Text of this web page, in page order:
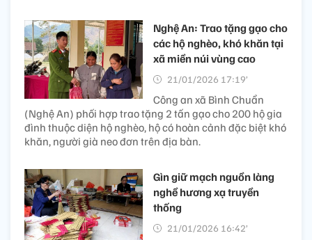
Nghệ An: Trao tặng gạo cho
các hộ nghèo, khó khăn tại
xã miền núi vùng cao
21/01/2026 17:19’
Công an xã Bình Chuẩn
(Nghệ An) phối hợp trao tặng 2 tấn gạo cho 200 hộ gia
đình thuộc diện hộ nghèo, hộ có hoàn cảnh đặc biệt khó
khăn, người già neo đơn trên địa bàn.
Gìn giữ mạch nguồn làng
nghề hương xạ truyền
thống
21/01/2026 16:42’